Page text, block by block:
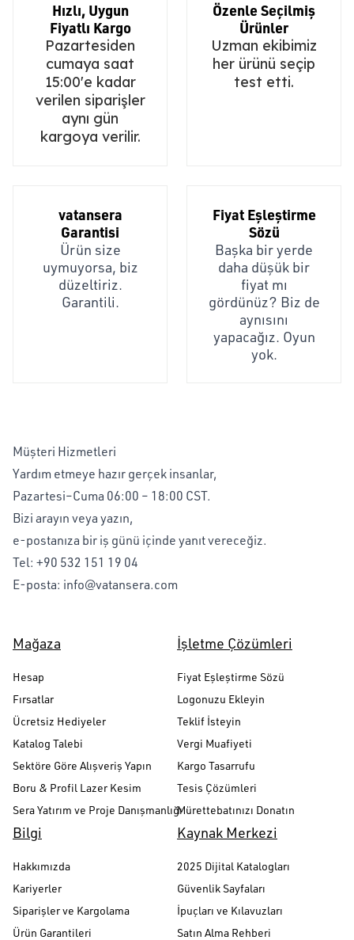
Hızlı, Uygun
Fiyatlı Kargo
Pazartesiden
cumaya saat
15:00'e kadar
verilen siparişler
aynı gün
kargoya verilir.
Özenle Seçilmiş
Ürünler
Uzman ekibimiz
her ürünü seçip
test etti.
vatansera
Garantisi
Ürün size
uymuyorsa, biz
düzeltiriz.
Garantili.
Fiyat Eşleştirme
Sözü
Başka bir yerde
daha düşük bir
fiyat mı
gördünüz? Biz de
aynısını
yapacağız. Oyun
yok.
Müşteri Hizmetleri
Yardım etmeye hazır gerçek insanlar,
Pazartesi–Cuma 06:00 – 18:00 CST.
Bizi arayın veya yazın,
e-postanıza bir iş günü içinde yanıt vereceğiz.
Tel: +90 532 151 19 04
E-posta: info@vatansera.com
Mağaza
Hesap
Fırsatlar
Ücretsiz Hediyeler
Katalog Talebi
Sektöre Göre Alışveriş Yapın
Boru & Profil Lazer Kesim
Sera Yatırım ve Proje Danışmanlığı
İşletme Çözümleri
Fiyat Eşleştirme Sözü
Logonuzu Ekleyin
Teklif İsteyin
Vergi Muafiyeti
Kargo Tasarrufu
Tesis Çözümleri
Mürettebatınızı Donatın
Bilgi
Hakkımızda
Kariyerler
Siparişler ve Kargolama
Ürün Garantileri
Kaynak Merkezi
2025 Dijital Katalogları
Güvenlik Sayfaları
İpuçları ve Kılavuzları
Satın Alma Rehberi